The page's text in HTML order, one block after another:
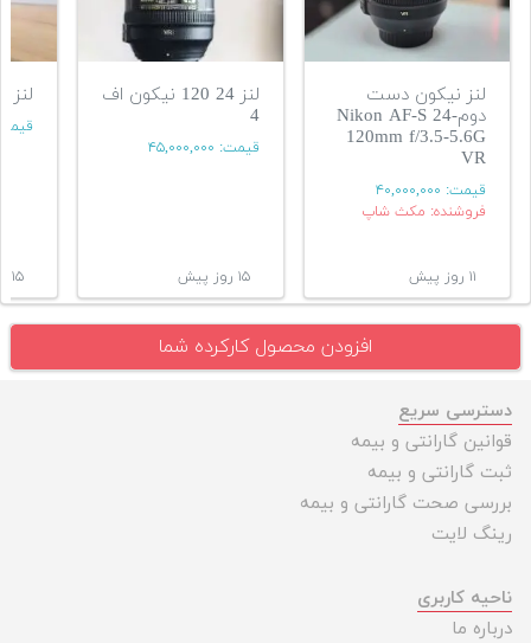
لنز نیکون دست
دومNikon AF-S 24-
120mm f/3.5-5.6G
VR
قیمت: ۴۰,۰۰۰,۰۰۰
فروشنده: مکث شاپ
۱۱ روز پیش
لنز 24 120 نیکون اف
4
قیمت: ۴۵,۰۰۰,۰۰۰
۱۵ روز پیش
لنز ۱۲۰-۲۴ نیکون
۱۵ روز پیش
افزودن محصول کارکرده شما
دسترسی سریع
قوانین گارانتی و بیمه
ثبت گارانتی و بیمه
بررسی صحت گارانتی و بیمه
رینگ لایت
ناحیه کاربری
درباره ما